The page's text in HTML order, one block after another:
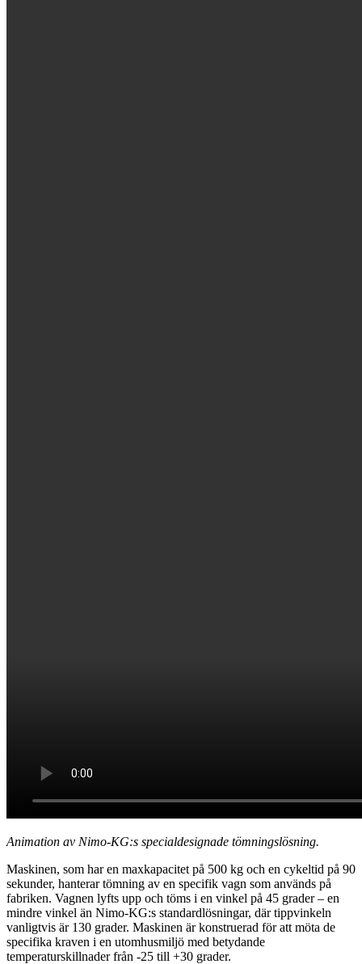
Animation av Nimo-KG:s specialdesignade tömningslösning.
Maskinen, som har en maxkapacitet på 500 kg och en cykeltid på 90
sekunder, hanterar tömning av en specifik vagn som används på
fabriken. Vagnen lyfts upp och töms i en vinkel på 45 grader – en
mindre vinkel än Nimo-KG:s standardlösningar, där tippvinkeln
vanligtvis är 130 grader. Maskinen är konstruerad för att möta de
specifika kraven i en utomhusmiljö med betydande
temperaturskillnader från -25 till +30 grader.